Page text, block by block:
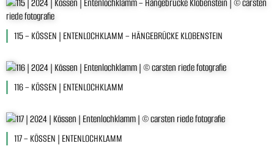
115 – KÖSSEN | ENTENLOCHKLAMM – HÄNGEBRÜCKE KLOBENSTEIN
116 – KÖSSEN | ENTENLOCHKLAMM
117 – KÖSSEN | ENTENLOCHKLAMM